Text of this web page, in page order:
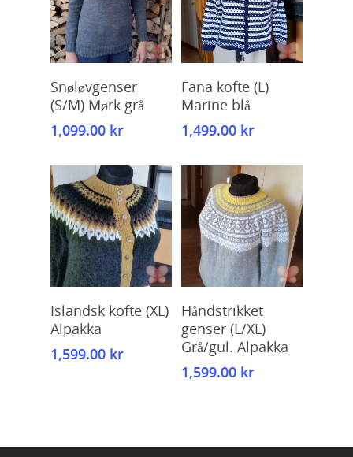
Snøløvgenser
(S/M) Mørk grå
1,099.00 kr
Kjøp
Fana kofte (L)
Marine blå
1,499.00 kr
Kjøp
Islandsk kofte (XL)
Alpakka
1,599.00 kr
Kjøp
Håndstrikket
genser (L/XL)
Grå/gul. Alpakka
1,599.00 kr